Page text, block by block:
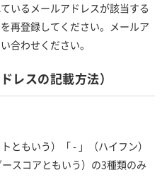
いるメールアドレスが該当する
再登録してください。メールア
合わせください。
レスの記載方法）
ともいう）「 - 」（ハイフン）
ースコアともいう）の3種類のみ